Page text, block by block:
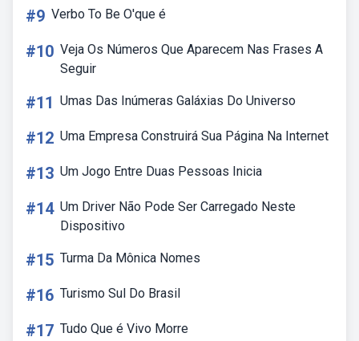
#9 Verbo To Be O'que é
#10 Veja Os Números Que Aparecem Nas Frases A
Seguir
#11 Umas Das Inúmeras Galáxias Do Universo
#12 Uma Empresa Construirá Sua Página Na Internet
#13 Um Jogo Entre Duas Pessoas Inicia
#14 Um Driver Não Pode Ser Carregado Neste
Dispositivo
#15 Turma Da Mônica Nomes
#16 Turismo Sul Do Brasil
#17 Tudo Que é Vivo Morre